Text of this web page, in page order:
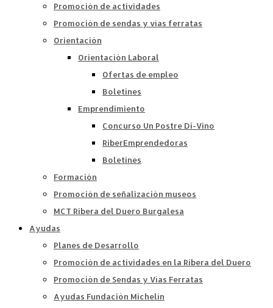
Promoción de actividades
Promoción de sendas y vías ferratas
Orientación
Orientación Laboral
Ofertas de empleo
Boletines
Emprendimiento
Concurso Un Postre Di-Vino
RiberEmprendedoras
Boletines
Formación
Promoción de señalización museos
MCT Ribera del Duero Burgalesa
Ayudas
Planes de Desarrollo
Promoción de actividades en la Ribera del Duero
Promoción de Sendas y Vías Ferratas
Ayudas Fundación Michelín